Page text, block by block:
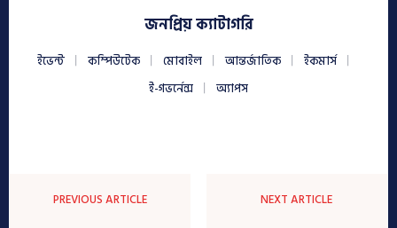
জনপ্রিয় ক্যাটাগরি
ইভেন্ট কম্পিউটেক মোবাইল আন্তর্জাতিক
ইকমার্স
ই-গভর্নেন্স
অ্যাপস
PREVIOUS ARTICLE
NEXT ARTICLE